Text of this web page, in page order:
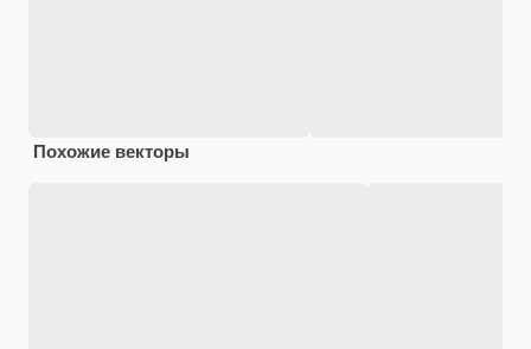
Похожие векторы